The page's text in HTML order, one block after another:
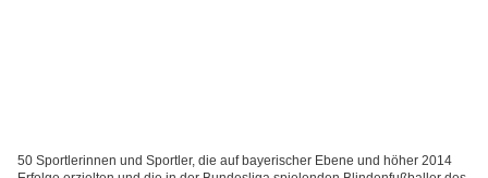
50 Sportlerinnen und Sportler, die auf bayerischer Ebene und höher 2014